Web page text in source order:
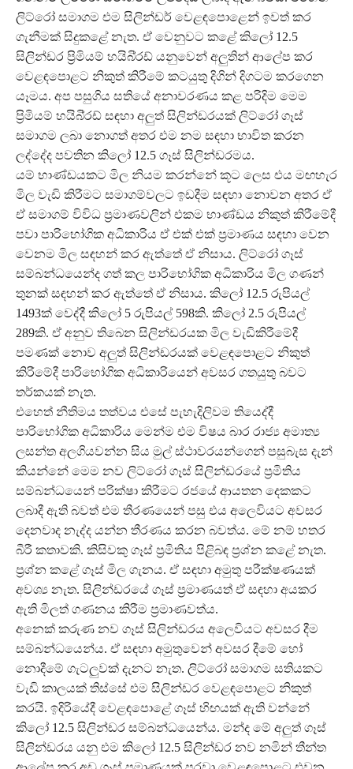
ලිට්රෝ සමාගම එම සිලින්ඩර් වෙළඳපොළෙන් ඉවත් කර
ගැනීමක් සිදුකළේ නැත. ඒ වෙනුවට කළේ කිලෝ 12.5
සිලින්ඩර ප්‍රිමියම් හයිබි්‍රඩ් යනුවෙන් අලුතින් ආලේප කර
වෙළඳපොළට නිකුත් කිරීමේ කටයුතු දිගින් දිගටම කරගෙන
යෑමය. අප පසුගිය සතියේ අනාවරණය කළ පරිදිම මෙම
ප්‍රිමියම් හයිබි්‍රඩ් සඳහා අලුත් සිලින්ඩරයක් ලිට්රෝ ගෑස්
සමාගම ලබා නොගත් අතර එම නම සඳහා භාවිත කරන
ලද්දේද පවතින කිලෝ 12.5 ගෑස් සිලින්ඩරමය.
යම් භාණ්ඩයකට මිල නියම කරන්නේ කූට ලෙස එය මඟහැර
මිල වැඩි කිරීමට සමාගම්වලට ඉඩදීම සඳහා නොවන අතර ඒ
ඒ සමාගම් විවිධ ප්‍රමාණවලින් එකම භාණ්ඩය නිකුත් කිරීමේදී
පවා පාරිභෝගික අධිකාරිය ඒ එක් එක් ප්‍රමාණය සඳහා වෙන
වෙනම මිල සඳහන් කර ඇත්තේ ඒ නිසාය. ලිට්රෝ ගෑස්
සම්බන්ධයෙන්ද ගත් කල පාරිභෝගික අධිකාරිය මිල ගණන්
තුනක් සඳහන් කර ඇත්තේ ඒ නිසාය. කිලෝ 12.5 රුපියල්
1493ක් වෙද්දී කිලෝ 5 රුපියල් 598කි. කිලෝ 2.5 රුපියල්
289කි. ඒ අනුව තිබෙන සිලින්ඩරයක මිල වැඩිකිරීමේදී
පමණක් නොව අලුත් සිලින්ඩරයක් වෙළඳපොළට නිකුත්
කිරීමේදී පාරිභෝගික අධිකාරියෙන් අවසර ගතයුතු බවට
තර්කයක් නැත.
එහෙත් නීතිමය තත්වය එසේ පැහැදිලිවම තියෙද්දී
පාරිභෝගික අධිකාරිය මෙන්ම එම විෂය බාර රාජ්‍ය අමාත්‍ය
ලසන්ත අලගියවන්න සිය මුල් ස්ථාවරයන්ගෙන් පසුබැස දැන්
කියන්නේ මෙම නව ලිට්රෝ ගෑස් සිලින්ඩරයේ ප්‍රමිතිය
සම්බන්ධයෙන් පරික්ෂා කිරීමට රජයේ ආයතන දෙකකට
ලබාදී ඇති බවත් එම තීරණයෙන් පසු එය අලෙවියට අවසර
දෙනවාද නැද්ද යන්න තීරණය කරන බවත්ය. මේ නම් හතර
බීරී කතාවකි. කිසිවකු ගෑස් ප්‍රමිතිය පිළිබඳ ප්‍රශ්න කළේ නැත.
ප්‍රශ්න කළේ ගෑස් මිල ගැනය. ඒ සඳහා අමුතු පරීක්ෂණයක්
අවශ්‍ය නැත. සිලින්ඩරයේ ගෑස් ප්‍රමාණයත් ඒ සඳහා අයකර
ඇති මිලත් ගණනය කිරීම ප්‍රමාණවත්ය.
අනෙක් කරුණ නව ගෑස් සිලින්ඩරය අලෙවියට අවසර දීම
සම්බන්ධයෙන්ය. ඒ සඳහා අමුතුවෙන් අවසර දීමේ හෝ
නොදීමේ ගැටලුවක් දැනට නැත. ලිට්රෝ සමාගම සතියකට
වැඩි කාලයක් තිස්සේ එම සිලින්ඩර වෙළඳපොළට නිකුත්
කරයි. ඉදිරියේදී වෙළඳපොළේ ගෑස් හිඟයක් ඇති වන්නේ
කිලෝ 12.5 සිලින්ඩර සම්බන්ධයෙන්ය. මන්ද මේ අලුත් ගෑස්
සිලින්ඩරය යනු එම කිලෝ 12.5 සිලින්ඩර නව නමින් තීන්ත